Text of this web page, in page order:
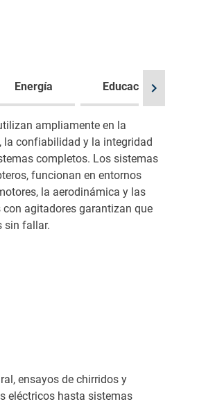
Energía Educación y
chevron_right
ampliamente en la
la confiabilidad y la integridad
completos. Los sistemas
funcionan en entornos
la aerodinámica y las
agitadores garantizan que
sin fallar.
ensayos de chirridos y
eléctricos hasta sistemas